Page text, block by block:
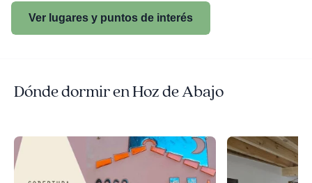
Ver lugares y puntos de interés
Dónde dormir en Hoz de Abajo